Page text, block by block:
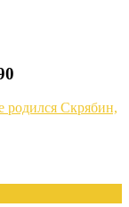
родился Скрябин,